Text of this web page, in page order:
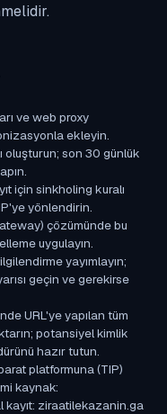
ve web proxy
ekleyin.
oluşturun; son 30 günlük
için sinkholing kuralı
yönlendirin.
çözümünde bu
uygulayın.
yayımlayın;
geçin ve gerekirse
URL'ye yapılan tüm
potansiyel kimlik
hazır tutun.
platformuna (TIP)
kaynak:
kayıt: ziraatilekazanin.ga